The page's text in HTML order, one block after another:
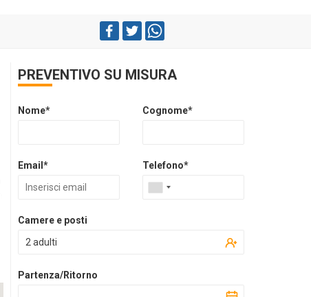
PREVENTIVO SU MISURA
Nome* Cognome*
Email* Telefono*
Camere e posti
2 adulti
Partenza/Ritorno